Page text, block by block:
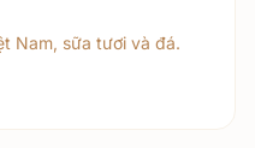
Nam, sữa tươi và đá.